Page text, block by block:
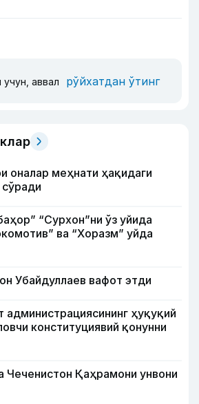
аввал рўйхатдан ўтинг
оналар меҳнати ҳақидаги
сўради
“Сурхон”ни ўз уйида
ва “Хоразм” уйда
Убайдуллаев вафот этди
администрациясининг ҳуқуқий
конституциявий қонунни
Чеченистон Қаҳрамони унвони